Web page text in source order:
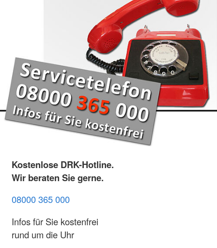
Kostenlose DRK-Hotline.
Wir beraten Sie gerne.
08000 365 000
Infos für Sie kostenfrei
rund um die Uhr